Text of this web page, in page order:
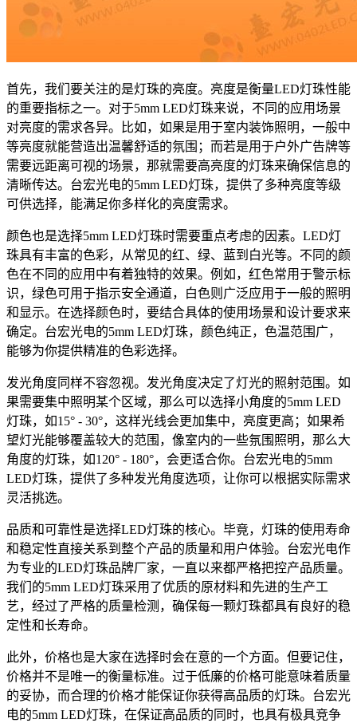
首先，我们要关注的是灯珠的亮度。亮度是衡量LED灯珠性能
的重要指标之一。对于5mm LED灯珠来说，不同的应用场景
对亮度的需求各异。比如，如果是用于室内装饰照明，一般中
等亮度就能营造出温馨舒适的氛围；而若是用于户外广告牌等
需要远距离可视的场景，那就需要高亮度的灯珠来确保信息的
清晰传达。台宏光电的5mm LED灯珠，提供了多种亮度等级
可供选择，能满足你多样化的亮度需求。
颜色也是选择5mm LED灯珠时需要重点考虑的因素。LED灯
珠具有丰富的色彩，从常见的红、绿、蓝到白光等。不同的颜
色在不同的应用中有着独特的效果。例如，红色常用于警示标
识，绿色可用于指示安全通道，白色则广泛应用于一般的照明
和显示。在选择颜色时，要结合具体的使用场景和设计要求来
确定。台宏光电的5mm LED灯珠，颜色纯正，色温范围广，
能够为你提供精准的色彩选择。
发光角度同样不容忽视。发光角度决定了灯光的照射范围。如
果需要集中照明某个区域，那么可以选择小角度的5mm LED
灯珠，如15° - 30°，这样光线会更加集中，亮度更高；如果希
望灯光能够覆盖较大的范围，像室内的一些氛围照明，那么大
角度的灯珠，如120° - 180°，会更适合你。台宏光电的5mm
LED灯珠，提供了多种发光角度选项，让你可以根据实际需求
灵活挑选。
品质和可靠性是选择LED灯珠的核心。毕竟，灯珠的使用寿命
和稳定性直接关系到整个产品的质量和用户体验。台宏光电作
为专业的LED灯珠品牌厂家，一直以来都严格把控产品质量。
我们的5mm LED灯珠采用了优质的原材料和先进的生产工
艺，经过了严格的质量检测，确保每一颗灯珠都具有良好的稳
定性和长寿命。
此外，价格也是大家在选择时会在意的一个方面。但要记住，
价格并不是唯一的衡量标准。过于低廉的价格可能意味着质量
的妥协，而合理的价格才能保证你获得高品质的灯珠。台宏光
电的5mm LED灯珠，在保证高品质的同时，也具有极具竞争